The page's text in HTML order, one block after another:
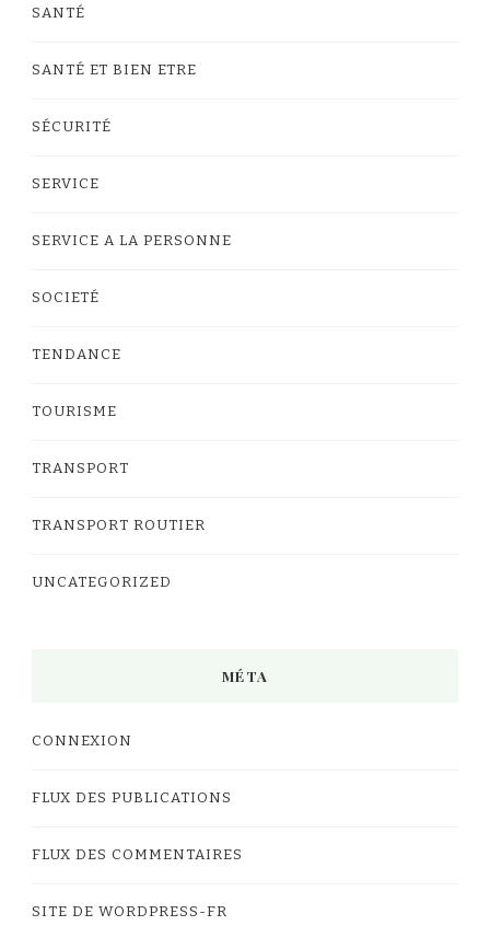
SANTÉ
SANTÉ ET BIEN ETRE
SÉCURITÉ
SERVICE
SERVICE A LA PERSONNE
SOCIETÉ
TENDANCE
TOURISME
TRANSPORT
TRANSPORT ROUTIER
UNCATEGORIZED
MÉTA
CONNEXION
FLUX DES PUBLICATIONS
FLUX DES COMMENTAIRES
SITE DE WORDPRESS-FR